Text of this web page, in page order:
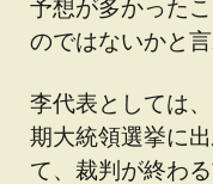
予想が多かった
のではないかと言
李代表としては
期大統領選挙に
て、裁判が終わ